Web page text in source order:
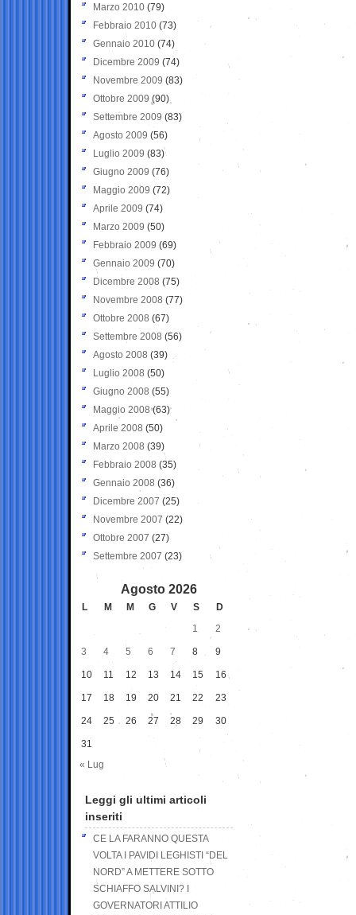
Marzo 2010 (79)
Febbraio 2010 (73)
Gennaio 2010 (74)
Dicembre 2009 (74)
Novembre 2009 (83)
Ottobre 2009 (90)
Settembre 2009 (83)
Agosto 2009 (56)
Luglio 2009 (83)
Giugno 2009 (76)
Maggio 2009 (72)
Aprile 2009 (74)
Marzo 2009 (50)
Febbraio 2009 (69)
Gennaio 2009 (70)
Dicembre 2008 (75)
Novembre 2008 (77)
Ottobre 2008 (67)
Settembre 2008 (56)
Agosto 2008 (39)
Luglio 2008 (50)
Giugno 2008 (55)
Maggio 2008(63)
Aprile 2008 (50)
Marzo 2008 (39)
Febbraio 2008 (35)
Gennaio 2008 (36)
Dicembre 2007 (25)
Novembre 2007 (22)
Ottobre 2007 (27)
Settembre 2007 (23)
Agosto 2026
L M M G V S
D
1
2
3 4 5 6 7 8 9
10 11 12 13 14 15 16
17 18 19 20 21 22 23
24 25 26 27 28 29 30
31
« Lug
Leggi gli ultimi articoli
inseriti
CE LA FARANNO QUESTA
VOLTA I PAVIDI LEGHISTI “DEL
NORD” A METTERE SOTTO
SCHIAFFO SALVINI? I
GOVERNATORI ATTILIO